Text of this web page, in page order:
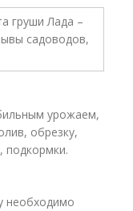
урожаем,
обрезку,
подкормки.
необходимо